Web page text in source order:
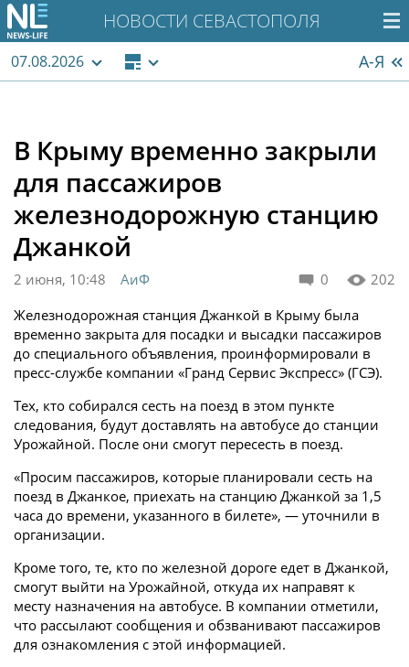
НОВОСТИ СЕВАСТОПОЛЯ
07.08.2026 А-Я
В Крыму временно закрыли
для пассажиров
железнодорожную станцию
Джанкой
0 202
2 июня, 10:48
АиФ
Железнодорожная станция Джанкой в Крыму была
временно закрыта для посадки и высадки пассажиров
до специального объявления, проинформировали в
пресс-службе компании «Гранд Сервис Экспресс» (ГСЭ).
Тех, кто собирался сесть на поезд в этом пункте
следования, будут доставлять на автобусе до станции
Урожайной. После они смогут пересесть в поезд.
«Просим пассажиров, которые планировали сесть на
поезд в Джанкое, приехать на станцию Джанкой за 1,5
часа до времени, указанного в билете», — уточнили в
организации.
Кроме того, те, кто по железной дороге едет в Джанкой,
смогут выйти на Урожайной, откуда их направят к
месту назначения на автобусе. В компании отметили,
что рассылают сообщения и обзванивают пассажиров
для ознакомления с этой информацией.